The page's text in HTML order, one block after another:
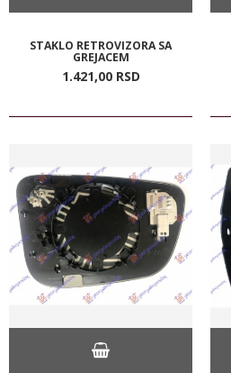
STAKLO RETROVIZORA SA
GREJACEM
1.421,00 RSD